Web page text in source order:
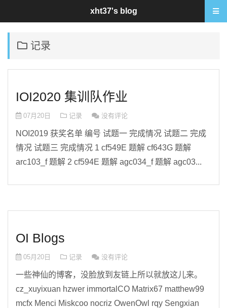
记录
IOI2020 集训队作业
07月20日 记录 没有评论
NOI2019 获奖名单 编号 试题一 完成情况 试题二 完成
情况 试题三 完成情况 1 cf549E 题解 cf643G 题解
arc103_f 题解 2 cf594E 题解 agc034_f 题解 agc03...
OI Blogs
05月20日 记录 没有评论
一些神仙的博客，没脸放到友链上所以就放这儿来。
cz_xuyixuan hzwer immortalCO Matrix67 matthew99
mcfx Menci Miskcoo nocriz OwenOwl rqy Sengxian
xht37's blog